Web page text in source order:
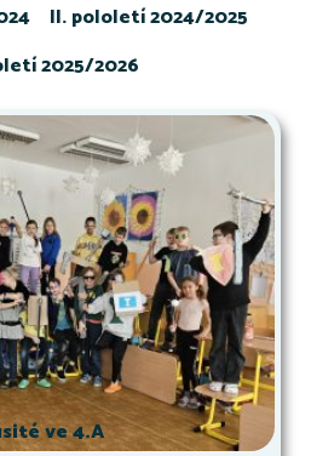
II. pololetí 2024/2025
2025/2026
ve 4.A